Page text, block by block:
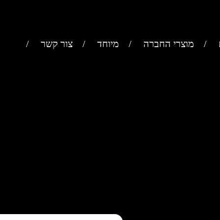
מוצרי החברה מיוחד
צור קשר